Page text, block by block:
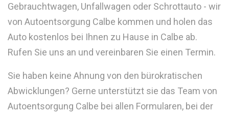
Gebrauchtwagen, Unfallwagen oder Schrottauto - wir
von Autoentsorgung Calbe kommen und holen das
Auto kostenlos bei Ihnen zu Hause in Calbe ab.
Rufen Sie uns an und vereinbaren Sie einen Termin.
Sie haben keine Ahnung von den bürokratischen
Abwicklungen? Gerne unterstützt sie das Team von
Autoentsorgung Calbe bei allen Formularen, bei der